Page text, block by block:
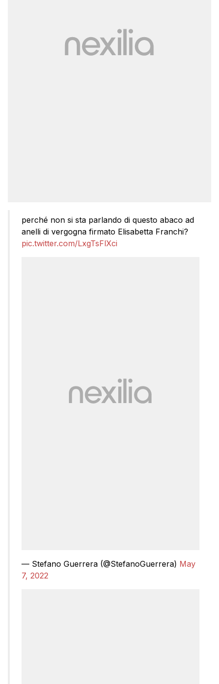
perché non si sta parlando di questo abaco ad
anelli di vergogna firmato Elisabetta Franchi?
pic.twitter.com/LxgTsFlXci
— Stefano Guerrera (@StefanoGuerrera) May
7, 2022